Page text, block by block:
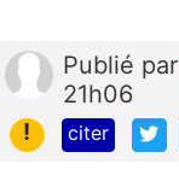
Publié par
21h06
!
citer